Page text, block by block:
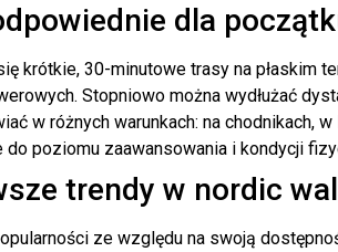
dla
krótkie, 30-minutowe trasy na płaskim
Stopniowo można wydłużać
w różnych warunkach: na chodnikach,
poziomu zaawansowania i kondycji
trendy w nordic
ze względu na swoją